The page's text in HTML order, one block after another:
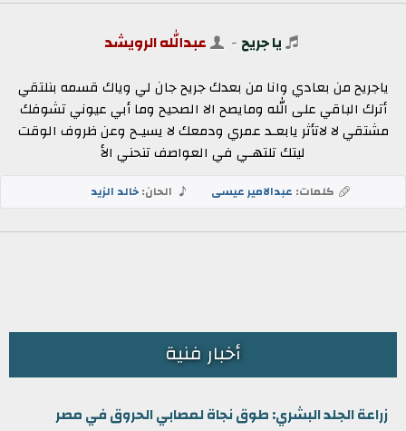
يا جريح - عبدالله الرويشد
ياجريح من بعادي وانا من بعدك جريح جان لي وياك قسمه بنلتقي
أترك الباقي على الله ومايصح الا الصحيح وما أبي عيوني تشوفك
مشتقي لا لاتأثر يابعـد عمري ودمعك لا يسيـح وعن ظروف الوقت
ليتك تلتهـي في العواصف تنحني الأ
كلمات: عبدالامير عيسى الحان:خالد الزيد
أخبار فنية
زراعة الجلد البشري: طوق نجاة لمصابي الحروق في مصر